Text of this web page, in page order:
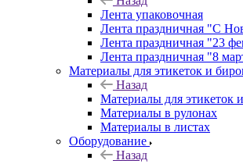
Лента упаковочная
Лента праздничная "С
Лента праздничная "23
Лента праздничная "8
Материалы для этикеток и
Назад
Материалы для этикеток
Материалы в рулонах
Материалы в листах
Оборудование
Назад